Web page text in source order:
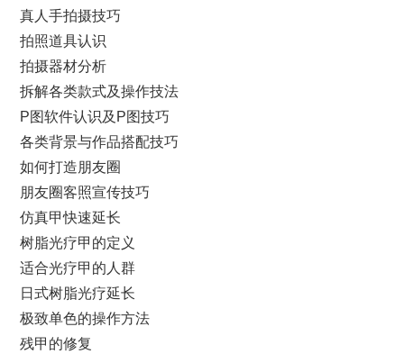
真人手拍摄技巧
拍照道具认识
拍摄器材分析
拆解各类款式及操作技法
P图软件认识及P图技巧
各类背景与作品搭配技巧
如何打造朋友圈
朋友圈客照宣传技巧
仿真甲快速延长
树脂光疗甲的定义
适合光疗甲的人群
日式树脂光疗延长
极致单色的操作方法
残甲的修复